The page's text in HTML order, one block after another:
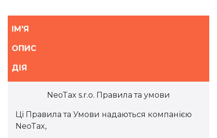
ІМ'Я
ОПИС
ДІЯ
NeoTax s.r.o. Правила та умови
Ці Правила та Умови надаються компанією
NeoTax,